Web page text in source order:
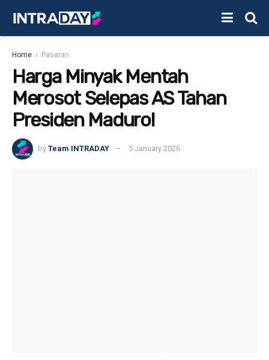
Home Pasaran
Harga Minyak Mentah
Merosot Selepas AS Tahan
Presiden Maduro!
by Team INTRADAY 5 January 2026